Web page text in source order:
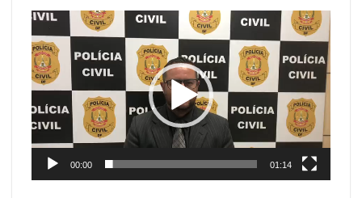
Tocador
de
vídeo
00:00 01:14